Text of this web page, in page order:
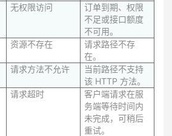
无权限访问
订单到期、权限
不足或接口额度
不可用。
资源不存在
请求路径不存
在。
请求方法不允许
当前路径不支持
该 HTTP 方法。
请求超时
客户端请求在服
务端等待时间内
未完成，可稍后
重试。